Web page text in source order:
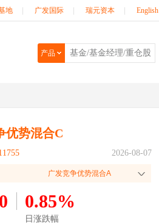
地 广发国际 瑞元资本 English
产品
优势混合C
2026-08-07
广发竞争优势混合A
0.85%
日涨跌幅